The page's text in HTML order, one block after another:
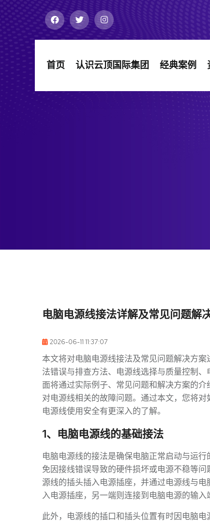
首页 认识云顶国际集团 经典案例
电脑电源线接法详解及常见问题解
2026-06-11 11:37:07
本文将对电脑电源线接法及常见问题解决方
法错误与排查方法、电源线选择与质量控制
面将通过实际例子、常见问题和解决方案的
对电源线相关的故障问题。通过本文，您将
电源线使用安全有更深入的了解。
1、电脑电源线的基础接法
电脑电源线的接法是确保电脑正常启动与运
免因接线错误导致的硬件损坏或电源不稳等
源线的插头插入电源插座，并通过电源线与
入电源插座，另一端则连接到电脑电源的输入
此外，电源线的插口和插头位置有时因电脑